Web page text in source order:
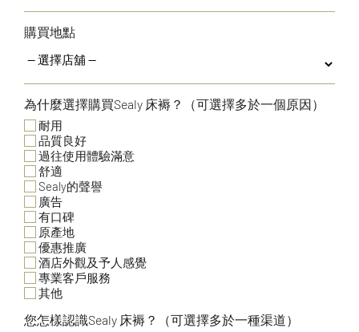
購買地點
為什麼選擇購買Sealy 床褥？（可選擇多於一個原因）
耐用
品質良好
過往使用體驗滿意
舒適
Sealy的聲譽
廣告
有口碑
原產地
優惠推廣
酒店外觀及予人感覺
專業客戶服務
其他
您怎樣認識Sealy 床褥？（可選擇多於一種渠道）